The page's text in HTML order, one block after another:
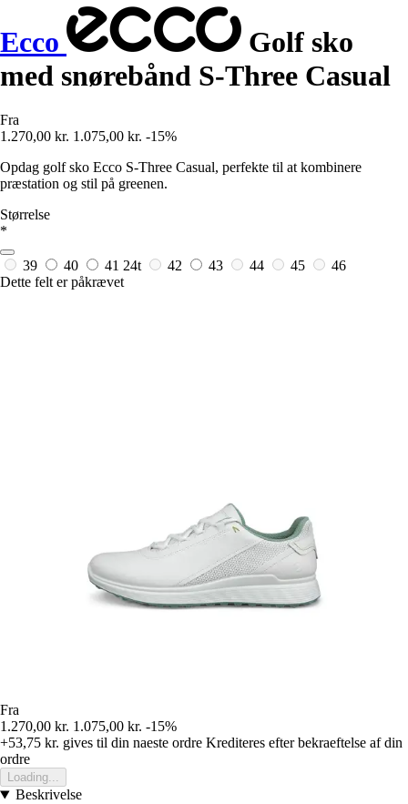
Ecco
Golf sko
med snørebånd S-Three Casual
Fra
1.270,00 kr. 1.075,00 kr. -15%
Opdag golf sko Ecco S-Three Casual, perfekte til at kombinere
præstation og stil på greenen.
Størrelse
*
39 40 41 24t 42 43 44 45
46
Dette felt er påkrævet
Fra
1.270,00 kr. 1.075,00 kr. -15%
+53,75 kr. gives til din naeste ordre Krediteres efter bekraeftelse af din
ordre
Loading...
Beskrivelse